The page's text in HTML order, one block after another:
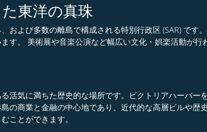
東洋の真珠
および多数の離島で構成される特別行政区 (SAR) で
す。 美術展や音楽公演など幅広い文化・娯楽活動が
活気に満ちた歴史的な場所です。ビクトリアハーバ
の商業と金融の中心地であり、近代的な高層ビルや
ことができます。